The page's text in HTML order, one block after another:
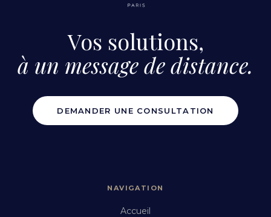
Vos solutions,
à un message de distance.
DEMANDER UNE CONSULTATION
NAVIGATION
Accueil